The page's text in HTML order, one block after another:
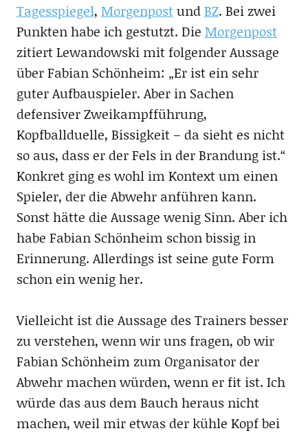
Tagesspiegel, MorgenpostundBZ. Bei zwei
Punkten habe ich gestutzt. Die Morgenpost
zitiert Lewandowski mit folgender Aussage
über Fabian Schönheim: „Er ist ein sehr
guter Aufbauspieler. Aber in Sachen
defensiver Zweikampfführung,
Kopfballduelle, Bissigkeit – da sieht es nicht
so aus, dass er der Fels in der Brandung ist.“
Konkret ging es wohl im Kontext um einen
Spieler, der die Abwehr anführen kann.
Sonst hätte die Aussage wenig Sinn. Aber ich
habe Fabian Schönheim schon bissig in
Erinnerung. Allerdings ist seine gute Form
schon ein wenig her.
Vielleicht ist die Aussage des Trainers besser
zu verstehen, wenn wir uns fragen, ob wir
Fabian Schönheim zum Organisator der
Abwehr machen würden, wenn er fit ist. Ich
würde das aus dem Bauch heraus nicht
machen, weil mir etwas der kühle Kopf bei